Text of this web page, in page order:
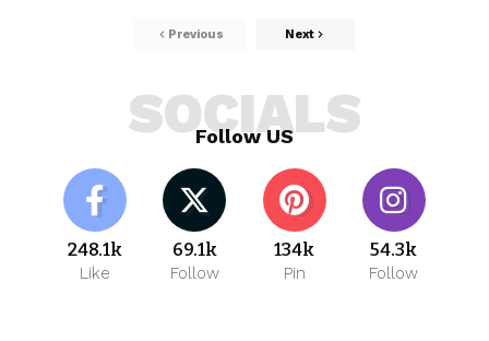
Previous Next
Follow US
SOCIALS
248.1k
Like
69.1k
Follow
134k
Pin
54.3k
Follow